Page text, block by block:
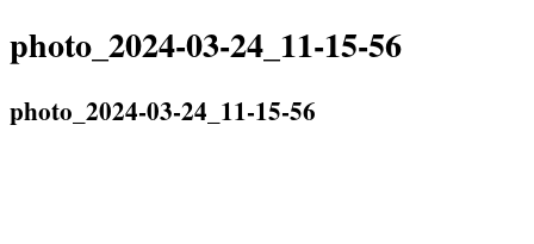
photo_2024-03-24_11-15-56
photo_2024-03-24_11-15-56